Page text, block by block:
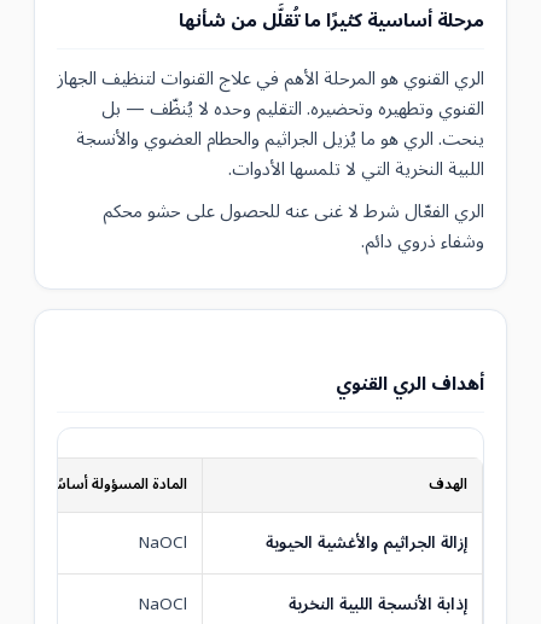
مرحلة أساسية كثيرًا ما تُقلَّل من شأنها
الري القنوي هو المرحلة الأهم في علاج القنوات لتنظيف الجهاز
القنوي وتطهيره وتحضيره. التقليم وحده لا يُنظّف — بل
ينحت. الري هو ما يُزيل الجراثيم والحطام العضوي والأنسجة
اللبية النخرية التي لا تلمسها الأدوات.
الري الفعّال شرط لا غنى عنه للحصول على حشو محكم
وشفاء ذروي دائم.
أهداف الري القنوي
الهدف المادة المسؤولة أساسًا
إزالة الجراثيم والأغشية الحيوية
NaOCl
إذابة الأنسجة اللبية النخرية
NaOCl